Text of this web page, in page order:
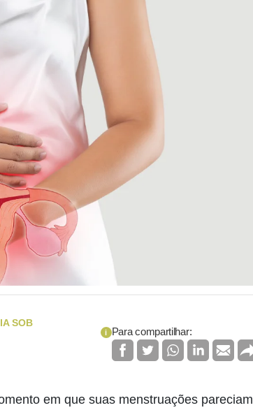
SOB
i Para compartilhar:
em que suas menstruações pareciam